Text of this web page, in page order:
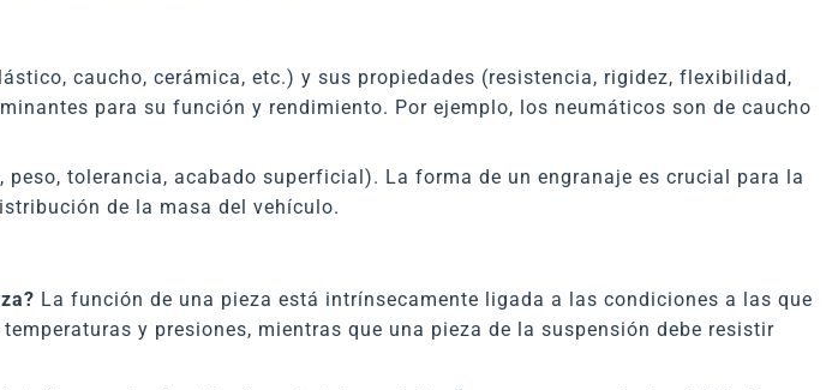
caucho, cerámica, etc.) y sus propiedades (resistencia, rigidez, flexibilidad,
para su función y rendimiento. Por ejemplo, los neumáticos son de caucho
peso, tolerancia, acabado superficial). La forma de un engranaje es crucial para la
de la masa del vehículo.
La función de una pieza está intrínsecamente ligada a las condiciones a las que
y presiones, mientras que una pieza de la suspensión debe resistir